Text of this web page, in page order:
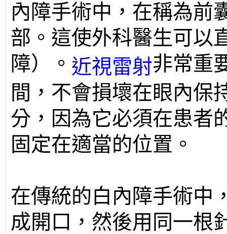
內障手術中，在稱為前
部。這使外科醫生可以
障）。 近視雷射非常重
間，不會損壞在眼內保
分，因為它必須在患者
固定在適當的位置。
在傳統的白內障手術中
成開口，然後用同一根